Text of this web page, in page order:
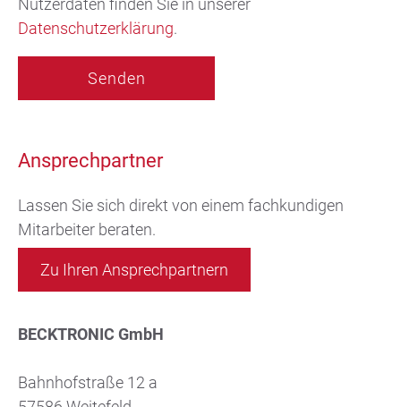
Nutzerdaten finden Sie in unserer
Datenschutzerklärung.
Ansprechpartner
Lassen Sie sich direkt von einem fachkundigen
Mitarbeiter beraten.
Zu Ihren Ansprechpartnern
BECKTRONIC GmbH
Bahnhofstraße 12 a